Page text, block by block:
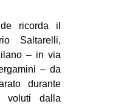
ricorda il
Saltarelli,
– in via
– da
durante
voluti dalla